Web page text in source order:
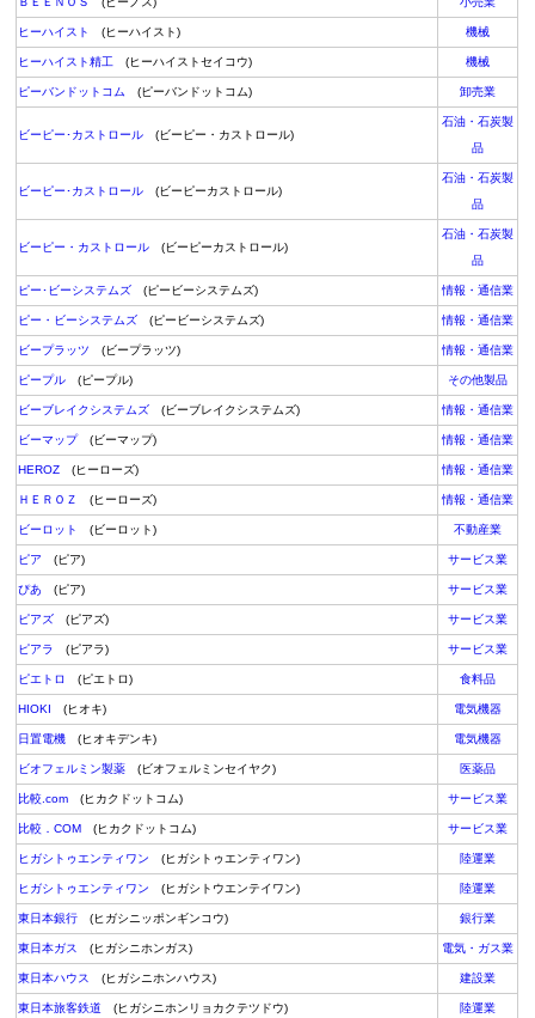
ヒーハイスト (ヒーハイスト) 機械
ヒーハイスト精工 (ヒーハイストセイコウ) 機械
ピーバンドットコム (ピーバンドットコム) 卸売業
ビーピー･カストロール (ビーピー・カストロール)
石油・石炭製
品
ビーピー･カストロール (ビーピーカストロール)
石油・石炭製
品
ビーピー・カストロール (ビーピーカストロール)
石油・石炭製
品
ピー･ビーシステムズ (ピービーシステムズ) 情報・通信業
ピー・ビーシステムズ (ピービーシステムズ) 情報・通信業
ビープラッツ (ビープラッツ) 情報・通信業
ピープル (ピープル) その他製品
ビーブレイクシステムズ (ビーブレイクシステムズ) 情報・通信業
ビーマップ(ビーマップ) 情報・通信業
HEROZ (ヒーローズ) 情報・通信業
ＨＥＲＯＺ (ヒーローズ) 情報・通信業
ビーロット (ビーロット) 不動産業
ピア (ピア) サービス業
ぴあ (ピア) サービス業
ピアズ (ピアズ) サービス業
ピアラ (ピアラ) サービス業
ピエトロ (ピエトロ) 食料品
HIOKI (ヒオキ) 電気機器
日置電機 (ヒオキデンキ) 電気機器
ビオフェルミン製薬 (ビオフェルミンセイヤク) 医薬品
比較.com (ヒカクドットコム) サービス業
比較．COM (ヒカクドットコム) サービス業
ヒガシトゥエンティワン (ヒガシトゥエンティワン) 陸運業
ヒガシトゥエンティワン (ヒガシトウエンテイワン) 陸運業
東日本銀行 (ヒガシニッポンギンコウ) 銀行業
東日本ガス (ヒガシニホンガス) 電気・ガス業
東日本ハウス (ヒガシニホンハウス) 建設業
東日本旅客鉄道 (ヒガシニホンリョカクテツドウ) 陸運業